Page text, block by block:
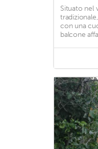
Situato nel
con una
balcone